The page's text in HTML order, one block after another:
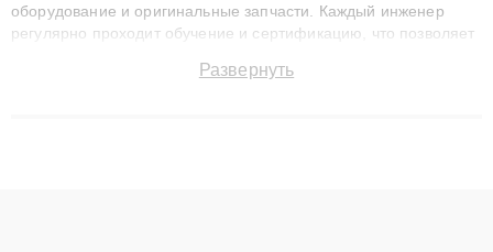
оборудование и оригинальные запчасти. Каждый инженер
регулярно проходит обучение и сертификацию, что позволяет
технику с сохранением гарантии до 3 лет. Наши мастера
Развернуть